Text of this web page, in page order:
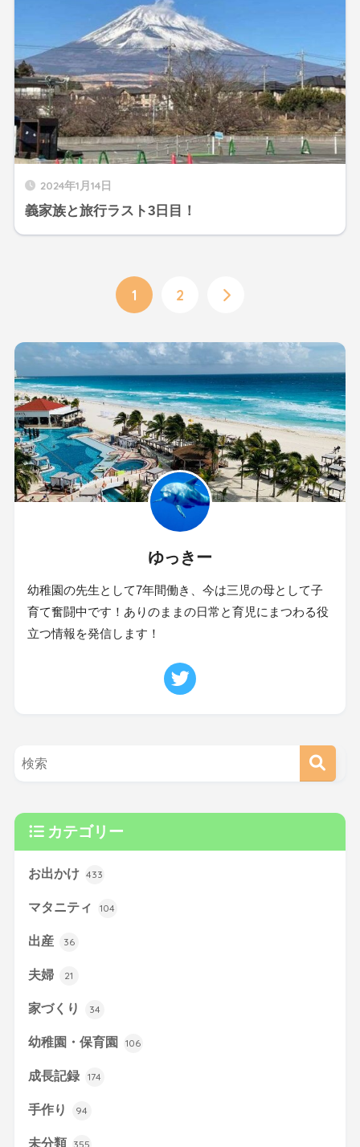
2024年1月14日
義家族と旅行ラスト3日目！
1 2
ゆっきー
幼稚園の先生として7年間働き、今は三児の母として子
育て奮闘中です！ありのままの日常と育児にまつわる役
立つ情報を発信します！
カテゴリー
お出かけ 433
マタニティ 104
出産 36
夫婦 21
家づくり 34
幼稚園・保育園 106
成長記録 174
手作り 94
未分類 355